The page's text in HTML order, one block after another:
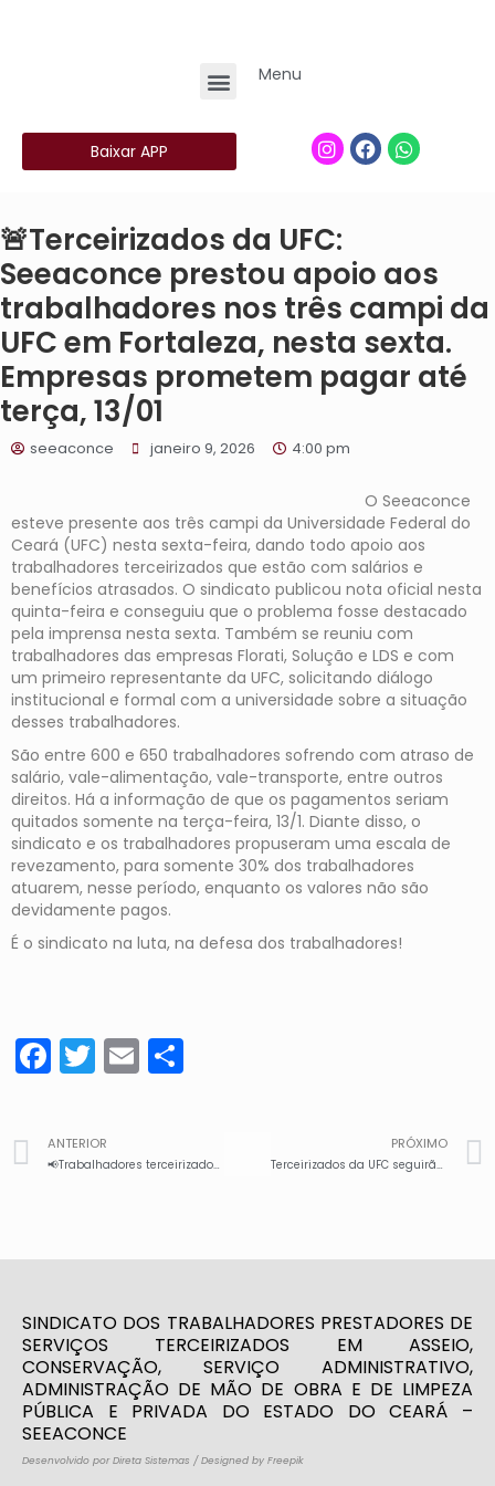
Menu
Baixar APP
🚨Terceirizados da UFC:
Seeaconce prestou apoio aos
trabalhadores nos três campi da
UFC em Fortaleza, nesta sexta.
Empresas prometem pagar até
terça, 13/01
seeaconce janeiro 9, 2026 4:00 pm
O Seeaconce
esteve presente aos três campi da Universidade Federal do
Ceará (UFC) nesta sexta-feira, dando todo apoio aos
trabalhadores terceirizados que estão com salários e
benefícios atrasados. O sindicato publicou nota oficial nesta
quinta-feira e conseguiu que o problema fosse destacado
pela imprensa nesta sexta. Também se reuniu com
trabalhadores das empresas Florati, Solução e LDS e com
um primeiro representante da UFC, solicitando diálogo
institucional e formal com a universidade sobre a situação
desses trabalhadores.
São entre 600 e 650 trabalhadores sofrendo com atraso de
salário, vale-alimentação, vale-transporte, entre outros
direitos. Há a informação de que os pagamentos seriam
quitados somente na terça-feira, 13/1. Diante disso, o
sindicato e os trabalhadores propuseram uma escala de
revezamento, para somente 30% dos trabalhadores
atuarem, nesse período, enquanto os valores não são
devidamente pagos.
É o sindicato na luta, na defesa dos trabalhadores!
Facebook
Twitter
Email
ANTERIOR
📢Trabalhadores terceirizados paralisam atividades em campi da UFC por falta de pagamento
PRÓXIMO
Terceirizados da UFC seguirão paralisados até o pagamento do salário e dos direitos que estão em atraso, prometido para esta terça, 13/01. Seeaconce segue firme na luta, apoiando os trabalhadores
SINDICATO DOS TRABALHADORES PRESTADORES DE
SERVIÇOS TERCEIRIZADOS EM ASSEIO,
CONSERVAÇÃO, SERVIÇO ADMINISTRATIVO,
ADMINISTRAÇÃO DE MÃO DE OBRA E DE LIMPEZA
PÚBLICA E PRIVADA DO ESTADO DO CEARÁ –
SEEACONCE
Desenvolvido por Direta Sistemas / Designed by Freepik